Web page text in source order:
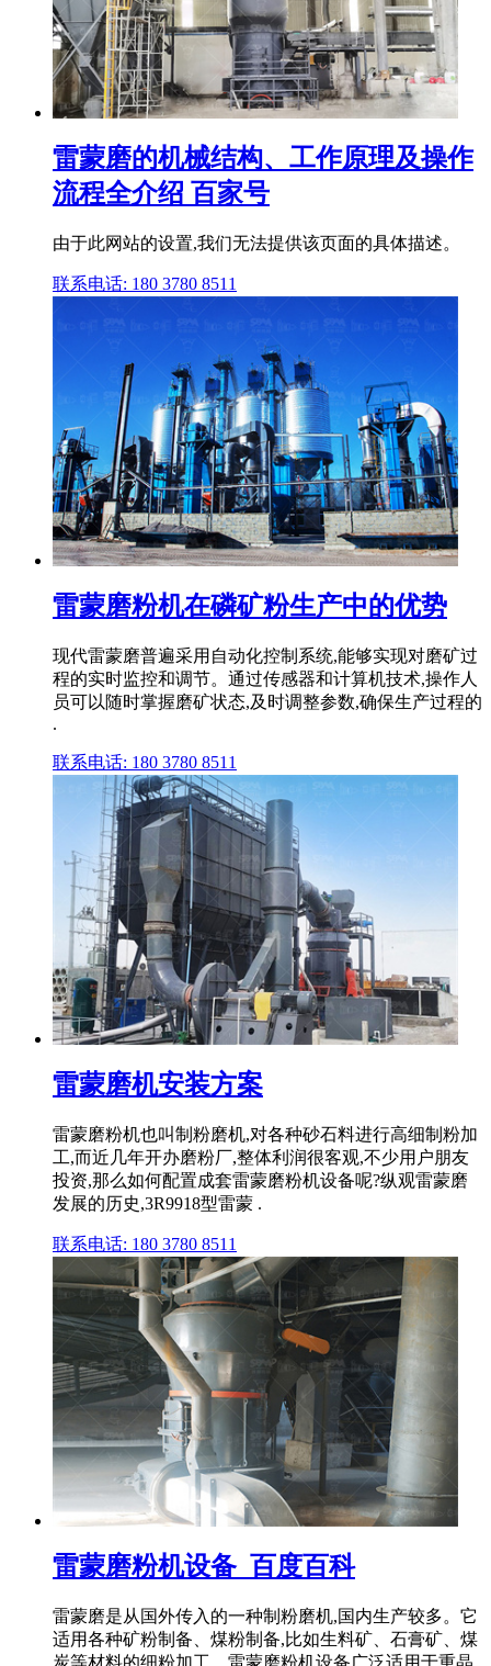
雷蒙磨的机械结构、工作原理及操作
流程全介绍 百家号
由于此网站的设置,我们无法提供该页面的具体描述。
联系电话: 180 3780 8511
雷蒙磨粉机在磷矿粉生产中的优势
现代雷蒙磨普遍采用自动化控制系统,能够实现对磨矿过
程的实时监控和调节。通过传感器和计算机技术,操作人
员可以随时掌握磨矿状态,及时调整参数,确保生产过程的
.
联系电话: 180 3780 8511
雷蒙磨机安装方案
雷蒙磨粉机也叫制粉磨机,对各种砂石料进行高细制粉加
工,而近几年开办磨粉厂,整体利润很客观,不少用户朋友
投资,那么如何配置成套雷蒙磨粉机设备呢?纵观雷蒙磨
发展的历史,3R9918型雷蒙 .
联系电话: 180 3780 8511
雷蒙磨粉机设备_百度百科
雷蒙磨是从国外传入的一种制粉磨机,国内生产较多。它
适用各种矿粉制备、煤粉制备,比如生料矿、石膏矿、煤
炭等材料的细粉加工。雷蒙磨粉机设备广泛适用于重晶